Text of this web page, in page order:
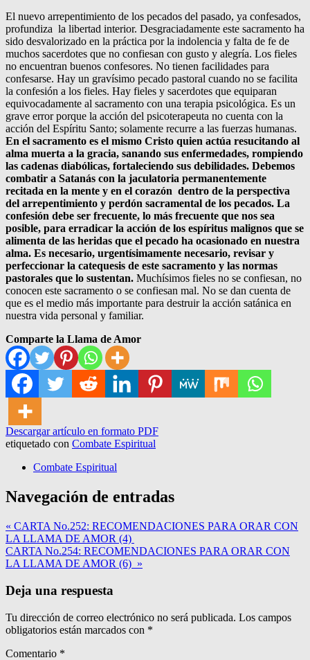
El nuevo arrepentimiento de los pecados del pasado, ya confesados,
profundiza la libertad interior. Desgraciadamente este sacramento ha
sido desvalorizado en la práctica por la indolencia y falta de fe de
muchos sacerdotes que no confiesan con gusto y alegría. Los fieles
no encuentran buenos confesores. No tienen facilidades para
confesarse. Hay un gravísimo pecado pastoral cuando no se facilita
la confesión a los fieles. Hay fieles y sacerdotes que equiparan
equivocadamente al sacramento con una terapia psicológica. Es un
grave error porque la acción del psicoterapeuta no cuenta con la
acción del Espíritu Santo; solamente recurre a las fuerzas humanas.
En el sacramento es el mismo Cristo quien actúa resucitando al
alma muerta a la gracia, sanando sus enfermedades, rompiendo
las cadenas diabólicas, fortaleciendo sus debilidades. Debemos
combatir a Satanás con la jaculatoria permanentemente
recitada en la mente y en el corazón dentro de la perspectiva
del arrepentimiento y perdón sacramental de los pecados. La
confesión debe ser frecuente, lo más frecuente que nos sea
posible, para erradicar la acción de los espíritus malignos que se
alimenta de las heridas que el pecado ha ocasionado en nuestra
alma. Es necesario, urgentísimamente necesario, revisar y
perfeccionar la catequesis de este sacramento y las normas
pastorales que lo sustentan. Muchísimos fieles no se confiesan, no
conocen este sacramento o se confiesan mal. No se dan cuenta de
que es el medio más importante para destruir la acción satánica en
nuestra vida personal y familiar.
Comparte la Llama de Amor
Descargar artículo en formato PDF
etiquetado con Combate Espiritual
Combate Espiritual
Navegación de entradas
« CARTA No.252: RECOMENDACIONES PARA ORAR CON
LA LLAMA DE AMOR (4)
CARTA No.254: RECOMENDACIONES PARA ORAR CON
LA LLAMA DE AMOR (6) »
Deja una respuesta
Tu dirección de correo electrónico no será publicada. Los campos
obligatorios están marcados con *
Comentario *